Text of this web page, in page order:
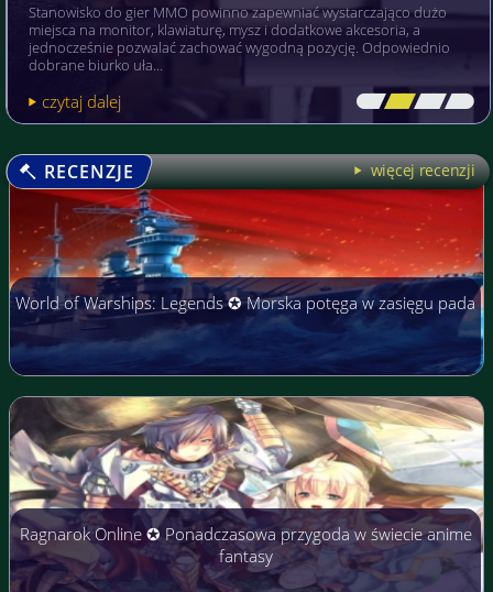
Stanowisko do gier MMO powinno zapewniać wystarczająco dużo
miejsca na monitor, klawiaturę, mysz i dodatkowe akcesoria, a
jednocześnie pozwalać zachować wygodną pozycję. Odpowiednio
dobrane biurko uła…
czytaj dalej [\ \\ \\ \]
RECENZJE więcej recenzji
World of Warships: Legends ✪ Morska potęga w zasięgu pada
Ragnarok Online ✪ Ponadczasowa przygoda w świecie anime
fantasy